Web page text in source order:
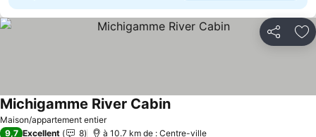
Partager
Maison/appartement entier
Michigamme River CabinConsulter les prix
9,7 Excellent 8 à 10.7 km de : Centre-ville